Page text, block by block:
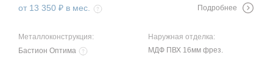
Металлоконструкция:
Бастион Оптима
Наружная отделка:
МДФ ПВХ 16мм фрез.
от 13 350 ₽ в мес. Подробнее